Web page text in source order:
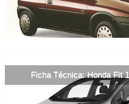
Ficha Técnica: Honda Fit